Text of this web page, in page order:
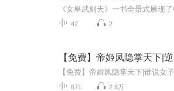
42 2
671 2.8万